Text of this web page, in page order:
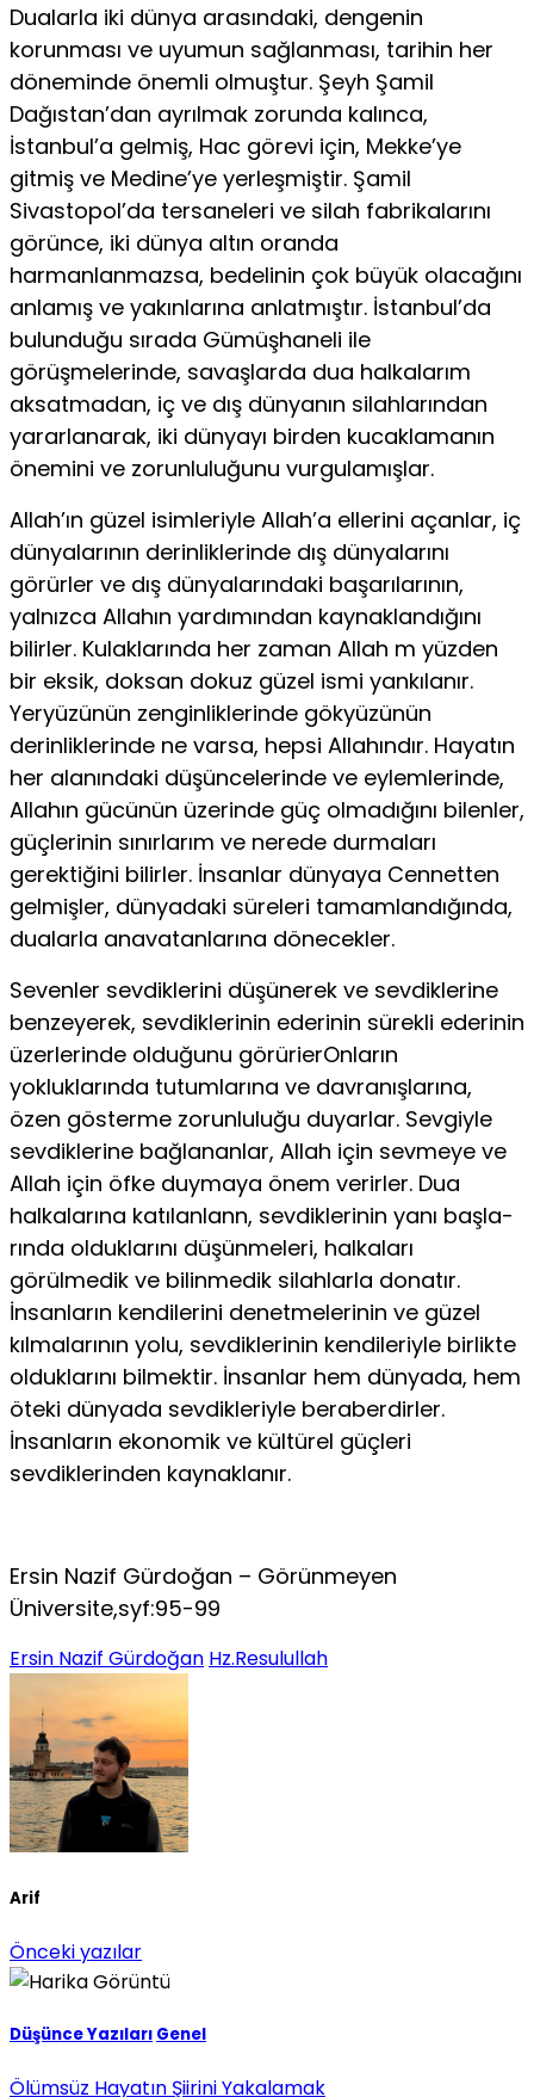
Dualarla iki dünya arasındaki, dengenin
korunması ve uyu­mun sağlanması, tarihin her
döneminde önemli olmuştur. Şeyh Şamil
Dağıstan’dan ayrılmak zorunda kalınca,
İstanbul’a gelmiş, Hac görevi için, Mekke’ye
gitmiş ve Medine’ye yerleşmiştir. Şa­mil
Sivastopol’da tersaneleri ve silah fabrikalarını
görünce, iki dünya altın oranda
harmanlanmazsa, bedelinin çok büyük ola­cağını
anlamış ve yakınlarına anlatmıştır. İstanbul’da
bulunduğu sırada Gümüşhaneli ile
görüşmelerinde, savaşlarda dua halka­larım
aksatmadan, iç ve dış dünyanın silahlarından
yararlana­rak, iki dünyayı birden kucaklamanın
önemini ve zorunluluğu­nu vurgulamışlar.
Allah’ın güzel isimleriyle Allah’a ellerini açanlar, iç
dünyala­rının derinliklerinde dış dünyalarını
görürler ve dış dünyaların­daki başarılarının,
yalnızca Allahın yardımından kaynaklandı­ğını
bilirler. Kulaklarında her zaman Allah m yüzden
bir eksik, doksan dokuz güzel ismi yankılanır.
Yeryüzünün zenginliklerin­de gökyüzünün
derinliklerinde ne varsa, hepsi Allahındır. Ha­yatın
her alanındaki düşüncelerinde ve eylemlerinde,
Allahın gücünün üzerinde güç olmadığını bilenler,
güçlerinin sınırlarım ve nerede durmaları
gerektiğini bilirler. İnsanlar dünyaya Cen­netten
gelmişler, dünyadaki süreleri tamamlandığında,
dualar­la anavatanlarına dönecekler.
Sevenler sevdiklerini düşünerek ve sevdiklerine
benzeyerek, sevdiklerinin ederinin sürekli ederinin
üzerlerinde olduğunu görürierOnların
yokluklarında tutumlarına ve davranışlarına,
özen gösterme zorunluluğu duyarlar. Sevgiyle
sevdiklerine bağ­lananlar, Allah için sevmeye ve
Allah için öfke duymaya önem verirler. Dua
halkalarına katılanlann, sevdiklerinin yanı başla­
rında olduklarını düşünmeleri, halkaları
görülmedik ve bilin­medik silahlarla donatır.
İnsanların kendilerini denetmelerinin ve güzel
kılmalarının yolu, sevdiklerinin kendileriyle birlikte
ol­duklarını bilmektir. İnsanlar hem dünyada, hem
öteki dünya­da sevdikleriyle beraberdirler.
İnsanların ekonomik ve kültürel güçleri
sevdiklerinden kaynaklanır.
Ersin Nazif Gürdoğan – Görünmeyen
Üniversite,syf:95-99
Ersin Nazif Gürdoğan Hz.Resulullah
Arif
Önceki yazılar
Düşünce Yazıları Genel
Ölümsüz Hayatın Şiirini Yakalamak